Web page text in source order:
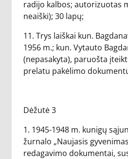
radijo kalbos; autorizuotas
neaiški); 30 lapų;
11. Trys laiškai kun.
1956 m.; kun. Vytauto
(nepasakyta), paruošta
prelatu pakėlimo
Dėžutė 3
1. 1945-1948 m. kunigų
žurnalo „Naujasis
redagavimo dokumentai,